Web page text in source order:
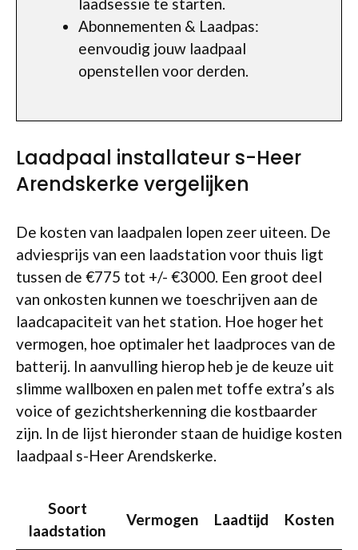
Abonnementen & Laadpas:
eenvoudig jouw laadpaal
openstellen voor derden.
Laadpaal installateur s-Heer
Arendskerke vergelijken
De kosten van laadpalen lopen zeer uiteen. De
adviesprijs van een laadstation voor thuis ligt
tussen de €775 tot +/- €3000. Een groot deel
van onkosten kunnen we toeschrijven aan de
laadcapaciteit van het station. Hoe hoger het
vermogen, hoe optimaler het laadproces van de
batterij. In aanvulling hierop heb je de keuze uit
slimme wallboxen en palen met toffe extra’s als
voice of gezichtsherkenning die kostbaarder
zijn. In de lijst hieronder staan de huidige kosten
laadpaal s-Heer Arendskerke.
Soort
laadstation
Vermogen Laadtijd Kosten